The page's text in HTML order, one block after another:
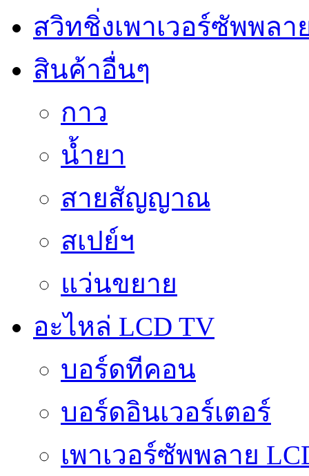
สวิทชิ่งเพาเวอร์ซัพพลา
สินค้าอื่นๆ
กาว
น้ำยา
สายสัญญาณ
สเปย์ฯ
แว่นขยาย
อะไหล่ LCD TV
บอร์ดทีคอน
บอร์ดอินเวอร์เตอร์
เพาเวอร์ซัพพลาย